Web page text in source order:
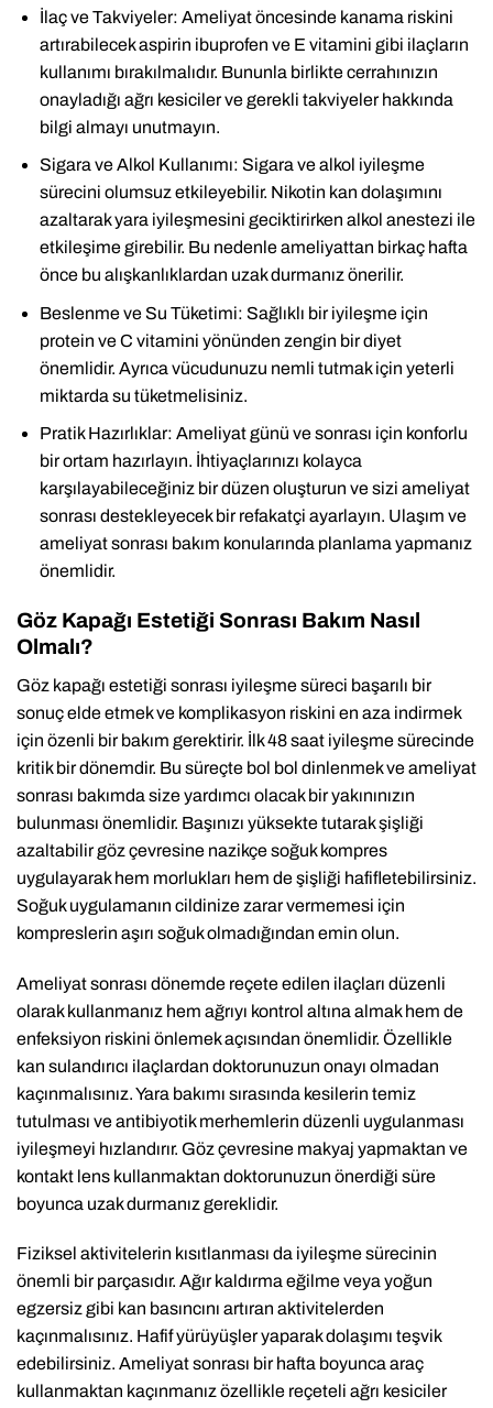
İlaç ve Takviyeler: Ameliyat öncesinde kanama riskini
artırabilecek aspirin ibuprofen ve E vitamini gibi ilaçların
kullanımı bırakılmalıdır. Bununla birlikte cerrahınızın
onayladığı ağrı kesiciler ve gerekli takviyeler hakkında
bilgi almayı unutmayın.
Sigara ve Alkol Kullanımı: Sigara ve alkol iyileşme
sürecini olumsuz etkileyebilir. Nikotin kan dolaşımını
azaltarak yara iyileşmesini geciktirirken alkol anestezi ile
etkileşime girebilir. Bu nedenle ameliyattan birkaç hafta
önce bu alışkanlıklardan uzak durmanız önerilir.
Beslenme ve Su Tüketimi: Sağlıklı bir iyileşme için
protein ve C vitamini yönünden zengin bir diyet
önemlidir. Ayrıca vücudunuzu nemli tutmak için yeterli
miktarda su tüketmelisiniz.
Pratik Hazırlıklar: Ameliyat günü ve sonrası için konforlu
bir ortam hazırlayın. İhtiyaçlarınızı kolayca
karşılayabileceğiniz bir düzen oluşturun ve sizi ameliyat
sonrası destekleyecek bir refakatçi ayarlayın. Ulaşım ve
ameliyat sonrası bakım konularında planlama yapmanız
önemlidir.
Göz Kapağı Estetiği Sonrası Bakım Nasıl
Olmalı?
Göz kapağı estetiği sonrası iyileşme süreci başarılı bir
sonuç elde etmek ve komplikasyon riskini en aza indirmek
için özenli bir bakım gerektirir. İlk 48 saat iyileşme sürecinde
kritik bir dönemdir. Bu süreçte bol bol dinlenmek ve ameliyat
sonrası bakımda size yardımcı olacak bir yakınınızın
bulunması önemlidir. Başınızı yüksekte tutarak şişliği
azaltabilir göz çevresine nazikçe soğuk kompres
uygulayarak hem morlukları hem de şişliği hafifletebilirsiniz.
Soğuk uygulamanın cildinize zarar vermemesi için
kompreslerin aşırı soğuk olmadığından emin olun.
Ameliyat sonrası dönemde reçete edilen ilaçları düzenli
olarak kullanmanız hem ağrıyı kontrol altına almak hem de
enfeksiyon riskini önlemek açısından önemlidir. Özellikle
kan sulandırıcı ilaçlardan doktorunuzun onayı olmadan
kaçınmalısınız. Yara bakımı sırasında kesilerin temiz
tutulması ve antibiyotik merhemlerin düzenli uygulanması
iyileşmeyi hızlandırır. Göz çevresine makyaj yapmaktan ve
kontakt lens kullanmaktan doktorunuzun önerdiği süre
boyunca uzak durmanız gereklidir.
Fiziksel aktivitelerin kısıtlanması da iyileşme sürecinin
önemli bir parçasıdır. Ağır kaldırma eğilme veya yoğun
egzersiz gibi kan basıncını artıran aktivitelerden
kaçınmalısınız. Hafif yürüyüşler yaparak dolaşımı teşvik
edebilirsiniz. Ameliyat sonrası bir hafta boyunca araç
kullanmaktan kaçınmanız özellikle reçeteli ağrı kesiciler